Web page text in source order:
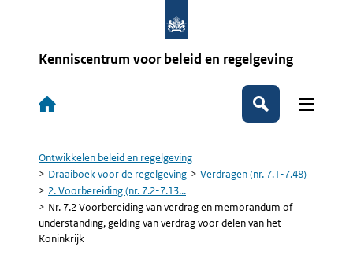
Kenniscentrum voor beleid en regelgeving
Hoofdnavigatie
Zoeken
Kruimelpad
Ontwikkelen beleid en regelgeving
Draaiboek voor de regelgeving
Verdragen (nr. 7.1-7.48)
2. Voorbereiding (nr. 7.2-7.13...
Nr. 7.2 Voorbereiding van verdrag en memorandum of
understanding, gelding van verdrag voor delen van het
Koninkrijk